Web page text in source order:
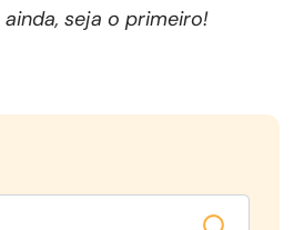
seja o primeiro!